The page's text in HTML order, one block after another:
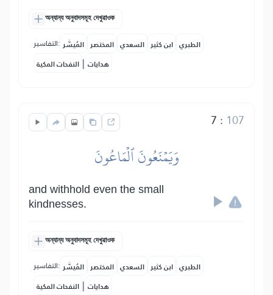
অন্যান্য অনুবাদসমূহ দেখুৱাওক
التفاسير: المُيسَّر المختصر السعدي ابن كثير الطبري
النفحات المكية | هدايات
7 : 107
وَيَمۡنَعُونَ ٱلۡمَاعُونَ
and withhold even the small
kindnesses.
অন্যান্য অনুবাদসমূহ দেখুৱাওক
التفاسير: المُيسَّر المختصر السعدي ابن كثير الطبري
النفحات المكية | هدايات